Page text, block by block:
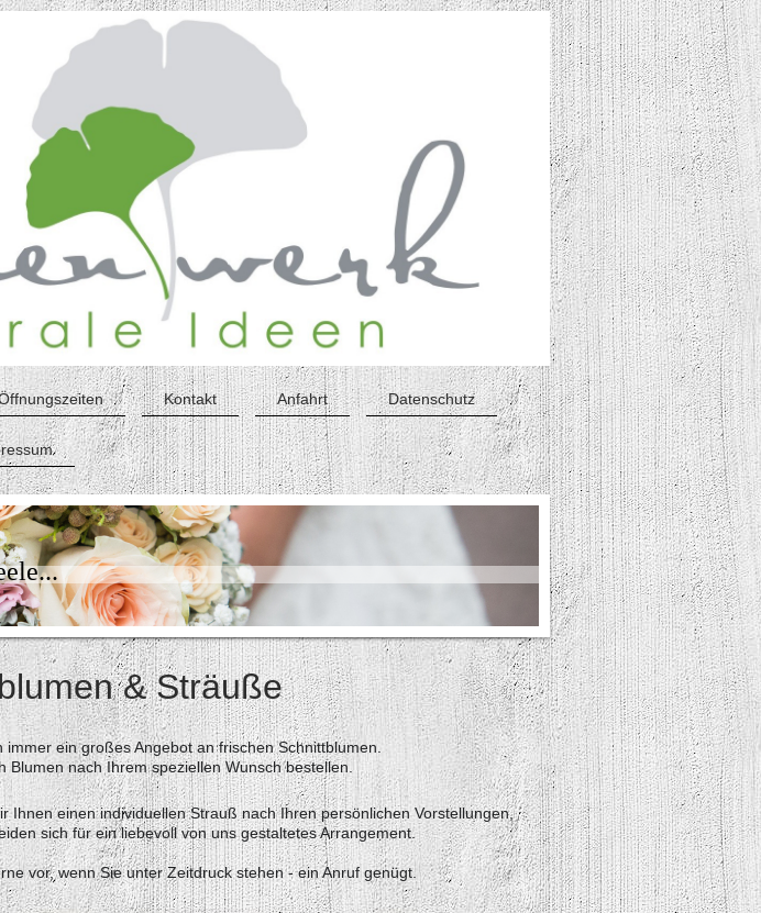
Kontakt Anfahrt Datenschutz
& Sträuße
immer ein großes Angebot an frischen Schnittblumen.
Blumen nach Ihrem speziellen Wunsch bestellen.
Ihnen einen individuellen Strauß nach Ihren persönlichen Vorstellungen,
sich für ein liebevoll von uns gestaltetes Arrangement.
vor, wenn Sie unter Zeitdruck stehen - ein Anruf genügt.